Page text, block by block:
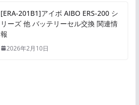
[ERA-201B1]アイボ AIBO ERS-200 シ
リーズ 他 バッテリーセル交換 関連情
報
2026年2月10日